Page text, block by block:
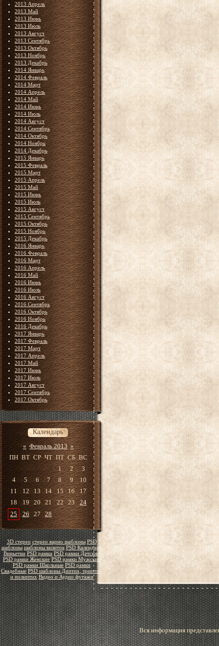
2013 Апрель
2013 Май
2013 Июнь
2013 Июль
2013 Август
2013 Сентябрь
2013 Октябрь
2013 Ноябрь
2013 Декабрь
2014 Январь
2014 Февраль
2014 Март
2014 Апрель
2014 Май
2014 Июнь
2014 Июль
2014 Август
2014 Сентябрь
2014 Октябрь
2014 Ноябрь
2014 Декабрь
2015 Январь
2015 Февраль
2015 Март
2015 Апрель
2015 Май
2015 Июнь
2015 Июль
2015 Август
2015 Сентябрь
2015 Октябрь
2015 Ноябрь
2015 Декабрь
2016 Январь
2016 Февраль
2016 Март
2016 Апрель
2016 Май
2016 Июнь
2016 Июль
2016 Август
2016 Сентябрь
2016 Октябрь
2016 Ноябрь
2016 Декабрь
2017 Январь
2017 Февраль
2017 Март
2017 Апрель
2017 Май
2017 Июнь
2017 Июль
2017 Август
2017 Сентябрь
2017 Октябрь
Календарь
« Февраль 2013 »
ПН ВТ СР ЧТ ПТ СБ ВС
1
2
3
4
5 6 7 8 9
10
11
12 13 14 15 16
17
18
19 20 21 22 23
24
25
26 27 28
3D стерео стерео варио шаблоны PSD
шаблоны шаблоны визиток PSD Календари
Виньетки PSD рамки PSD рамки Детские
PSD рамки Женские PSD рамки Мужские
PSD рамки Школьные PSD рамки
Свадебные PSD шаблоны Диптих, триптих
и полиптих Видео и Аудио футажи
Вся информация